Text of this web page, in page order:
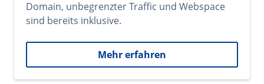
Domain, unbegrenzter Traffic und Webspace
sind bereits inklusive.
Mehr erfahren